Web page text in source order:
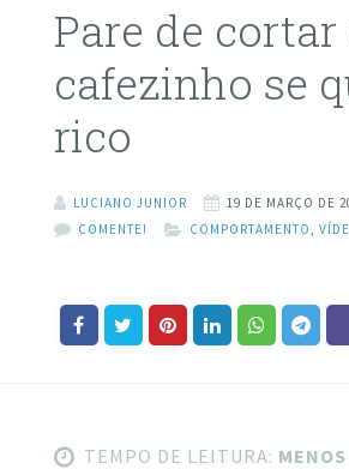
Pare de cortar
cafezinho se
rico
LUCIANO JUNIOR
19 DE MARÇO DE
COMENTE!
COMPORTAMENTO
TEMPO DE LEITURA: